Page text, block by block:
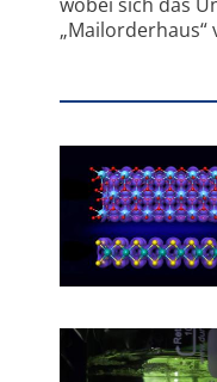
wobei sich das
„Mailorderhaus“